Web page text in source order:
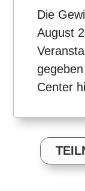
Die
August
Center